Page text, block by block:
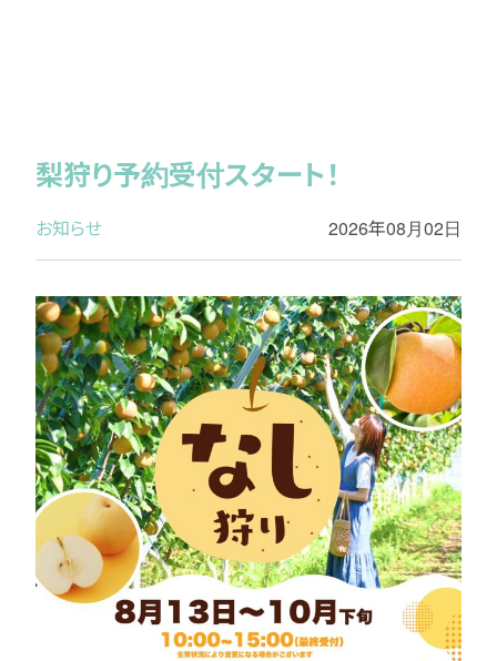
梨狩り予約受付スタート！
お知らせ 2026年08月02日